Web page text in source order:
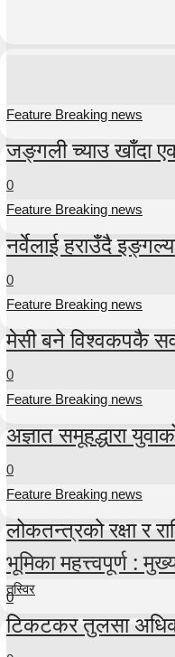
Feature Breaking news
जङ्गली च्याउ खाँदा
0
Feature Breaking news
नर्वेलाई हराउँदै
0
Feature Breaking news
मेसी बने विश्वकपकै
0
Feature Breaking news
अज्ञात समूहद्धारा
0
Feature Breaking news
लोकतन्त्रको रक्षा र
भूमिका महत्त्वपूर्ण :
0
तस्विर
टिकटकर तुलसा